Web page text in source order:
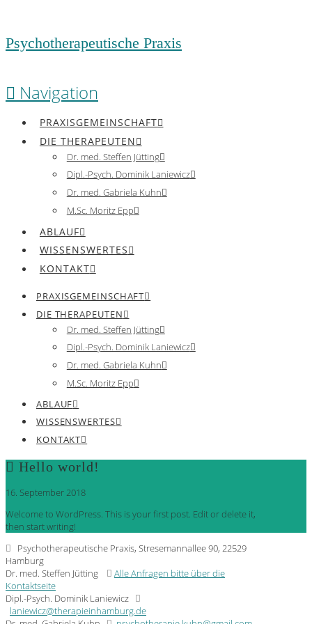
Psychotherapeutische Praxis
Navigation
PRAXISGEMEINSCHAFT
DIE THERAPEUTEN
Dr. med. Steffen Jütting
Dipl.-Psych. Dominik Laniewicz
Dr. med. Gabriela Kuhn
M.Sc. Moritz Epp
ABLAUF
WISSENSWERTES
KONTAKT
PRAXISGEMEINSCHAFT
DIE THERAPEUTEN
Dr. med. Steffen Jütting
Dipl.-Psych. Dominik Laniewicz
Dr. med. Gabriela Kuhn
M.Sc. Moritz Epp
ABLAUF
WISSENSWERTES
KONTAKT
Hello world!
16. September 2018
Welcome to WordPress. This is your first post. Edit or delete it,
then start writing!
Psychotherapeutische Praxis, Stresemannallee 90, 22529
Hamburg
Dr. med. Steffen Jütting
Alle Anfragen bitte über die
Kontaktseite
Dipl.-Psych. Dominik Laniewicz
laniewicz@therapieinhamburg.de